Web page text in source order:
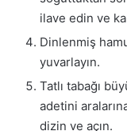
ilave edin ve
Dinlenmiş
yuvarlayın.
Tatlı tabağı
adetini
dizin ve açın.